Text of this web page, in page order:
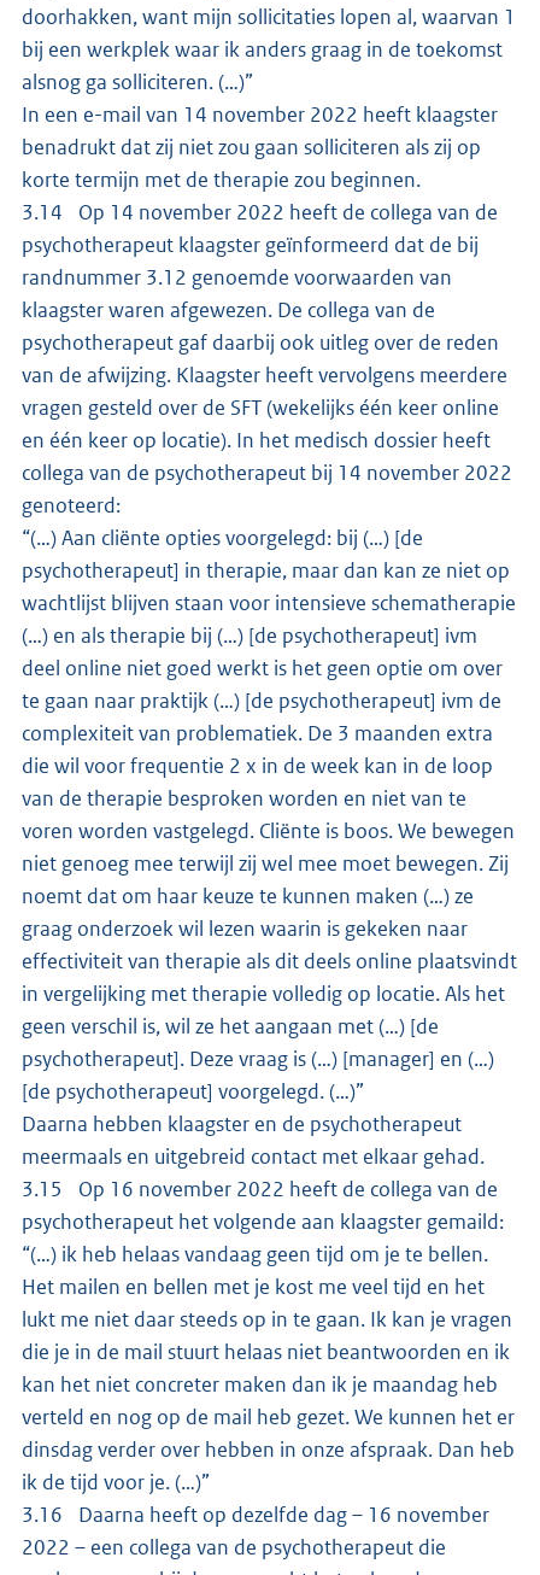
doorhakken, want mijn sollicitaties lopen al, waarvan 1
bij een werkplek waar ik anders graag in de toekomst
alsnog ga solliciteren. (…)”
In een e-mail van 14 november 2022 heeft klaagster
benadrukt dat zij niet zou gaan solliciteren als zij op
korte termijn met de therapie zou beginnen.
3.14 Op 14 november 2022 heeft de collega van de
psychotherapeut klaagster geïnformeerd dat de bij
randnummer 3.12 genoemde voorwaarden van
klaagster waren afgewezen. De collega van de
psychotherapeut gaf daarbij ook uitleg over de reden
van de afwijzing. Klaagster heeft vervolgens meerdere
vragen gesteld over de SFT (wekelijks één keer online
en één keer op locatie). In het medisch dossier heeft
collega van de psychotherapeut bij 14 november 2022
genoteerd:
“(…) Aan cliënte opties voorgelegd: bij (…) [de
psychotherapeut] in therapie, maar dan kan ze niet op
wachtlijst blijven staan voor intensieve schematherapie
(…) en als therapie bij (…) [de psychotherapeut] ivm
deel online niet goed werkt is het geen optie om over
te gaan naar praktijk (…) [de psychotherapeut] ivm de
complexiteit van problematiek. De 3 maanden extra
die wil voor frequentie 2 x in de week kan in de loop
van de therapie besproken worden en niet van te
voren worden vastgelegd. Cliënte is boos. We bewegen
niet genoeg mee terwijl zij wel mee moet bewegen. Zij
noemt dat om haar keuze te kunnen maken (…) ze
graag onderzoek wil lezen waarin is gekeken naar
effectiviteit van therapie als dit deels online plaatsvindt
in vergelijking met therapie volledig op locatie. Als het
geen verschil is, wil ze het aangaan met (…) [de
psychotherapeut]. Deze vraag is (…) [manager] en (…)
[de psychotherapeut] voorgelegd. (…)”
Daarna hebben klaagster en de psychotherapeut
meermaals en uitgebreid contact met elkaar gehad.
3.15 Op 16 november 2022 heeft de collega van de
psychotherapeut het volgende aan klaagster gemaild:
“(…) ik heb helaas vandaag geen tijd om je te bellen.
Het mailen en bellen met je kost me veel tijd en het
lukt me niet daar steeds op in te gaan. Ik kan je vragen
die je in de mail stuurt helaas niet beantwoorden en ik
kan het niet concreter maken dan ik je maandag heb
verteld en nog op de mail heb gezet. We kunnen het er
dinsdag verder over hebben in onze afspraak. Dan heb
ik de tijd voor je. (…)”
3.16 Daarna heeft op dezelfde dag – 16 november
2022 – een collega van de psychotherapeut die